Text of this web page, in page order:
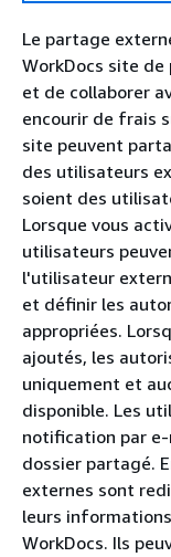
Le partage
WorkDocs site
et de collaborer
encourir de frais
site peuvent
des utilisateurs
soient des
Lorsque vous
utilisateurs
l'utilisateur
et définir les
appropriées.
ajoutés, les
uniquement et
disponible. Les
notification par e-
dossier partagé.
externes sont
leurs
WorkDocs. Ils